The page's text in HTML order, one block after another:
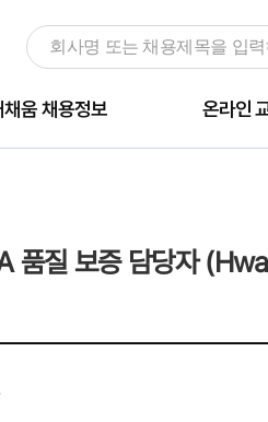
채움 채용정보 온라인
품질 보증 담당자